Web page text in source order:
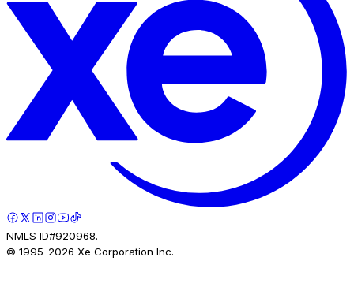
NMLS ID#920968.
© 1995-2026 Xe Corporation Inc.